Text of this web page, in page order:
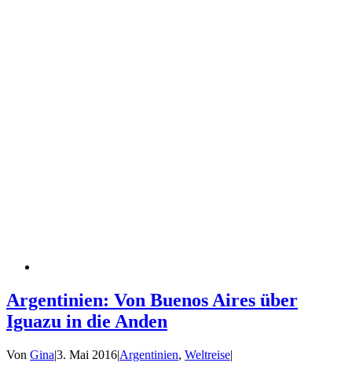
Argentinien: Von Buenos Aires über
Iguazu in die Anden
Von Gina|3. Mai 2016|Argentinien, Weltreise|